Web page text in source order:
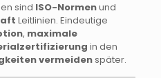
sind ISO-Normenund
Leitlinien. Eindeutige
, maximale
in den
vermeidenspäter.